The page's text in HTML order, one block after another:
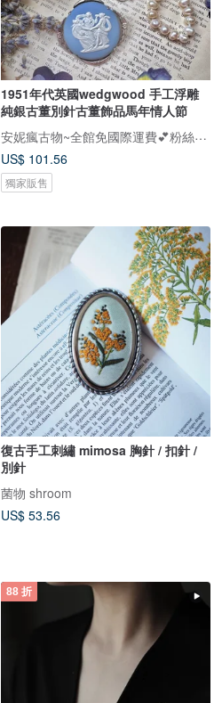
1951年代英國wedgwood 手工浮雕
純銀古董別針古董飾品馬年情人節
安妮瘋古物~全館免國際運費💕粉絲團/IG追蹤～安妮瘋古物
US$ 101.56
獨家販售
復古手工刺繡 mimosa 胸針 / 扣針 /
別針
菌物 shroom
US$ 53.56
88 折